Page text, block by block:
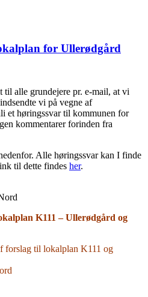
for Ullerødgård
alle grundejere pr. e-mail, at vi
vi på vegne af
et høringssvar til kommunen for
kommentarer forinden fra
Alle høringssvar kan I finde
til dette findes her.
K111 – Ullerødgård og
forslag til lokalplan K111 og